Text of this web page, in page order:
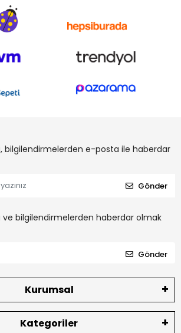
bilgilendirmelerden e-posta ile haberdar
Gönder
bilgilendirmelerden haberdar olmak
Gönder
Kurumsal
Kategoriler